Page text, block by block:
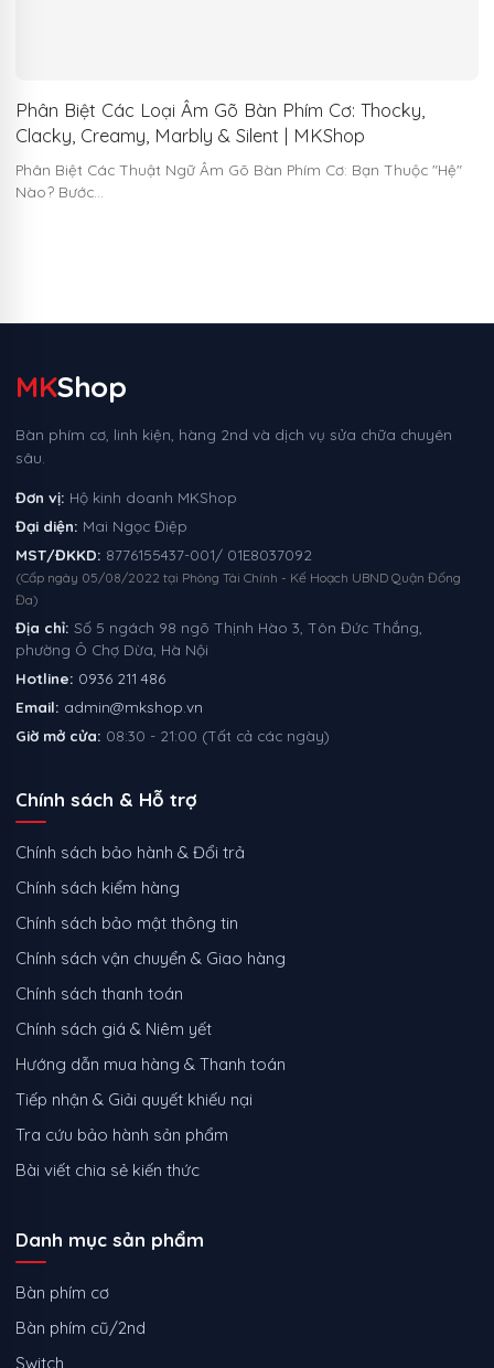
Phân Biệt Các Loại Âm Gõ Bàn Phím Cơ: Thocky,
Clacky, Creamy, Marbly & Silent | MKShop
Phân Biệt Các Thuật Ngữ Âm Gõ Bàn Phím Cơ: Bạn Thuộc "Hệ"
Nào? Bước…
MKShop
Bàn phím cơ, linh kiện, hàng 2nd và dịch vụ sửa chữa chuyên
sâu.
Đơn vị: Hộ kinh doanh MKShop
Đại diện: Mai Ngọc Điệp
MST/ĐKKD: 8776155437-001/ 01E8037092
(Cấp ngày 05/08/2022 tại Phòng Tài Chính - Kế Hoạch UBND Quận Đống
Đa)
Địa chỉ: Số 5 ngách 98 ngõ Thịnh Hào 3, Tôn Đức Thắng,
phường Ô Chợ Dừa, Hà Nội
Hotline: 0936 211 486
Email: admin@mkshop.vn
Giờ mở cửa: 08:30 - 21:00 (Tất cả các ngày)
Chính sách & Hỗ trợ
Chính sách bảo hành & Đổi trả
Chính sách kiểm hàng
Chính sách bảo mật thông tin
Chính sách vận chuyển & Giao hàng
Chính sách thanh toán
Chính sách giá & Niêm yết
Hướng dẫn mua hàng & Thanh toán
Tiếp nhận & Giải quyết khiếu nại
Tra cứu bảo hành sản phẩm
Bài viết chia sẻ kiến thức
Danh mục sản phẩm
Bàn phím cơ
Bàn phím cũ/2nd
Switch